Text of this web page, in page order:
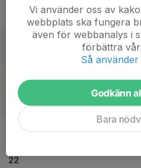
Sön
v.30
22
Vi använder oss av
webbplats ska fungera
även för webbanalys i
förbättra
Så
Godkänn
Bara